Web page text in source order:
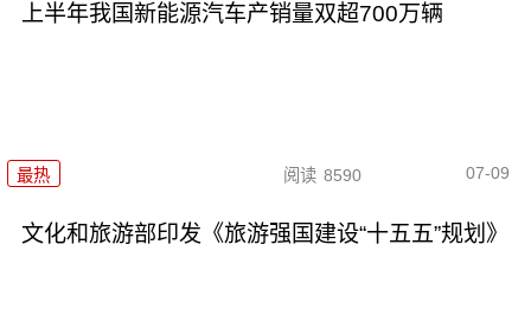
上半年我国新能源汽车产销量双超700万辆
最热 阅读 8590 07-09
文化和旅游部印发《旅游强国建设“十五五”规划》